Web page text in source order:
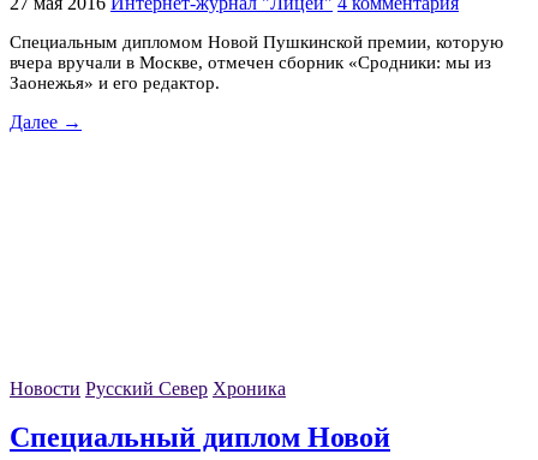
Специальным дипломом Новой Пушкинской премии, которую
вчера вручали в Москве, отмечен сборник «Сродники: мы из
Заонежья» и его редактор.
Далее →
Новости Русский Север Хроника
Специальный диплом Новой